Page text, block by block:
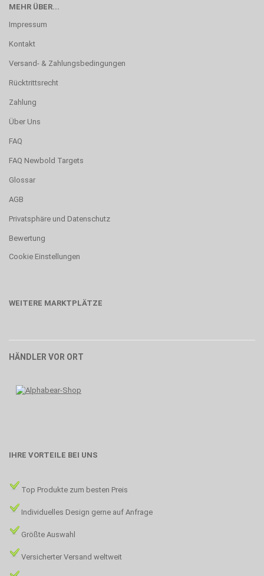
MEHR ÜBER...
Impressum
Kontakt
Versand- & Zahlungsbedingungen
Rücktrittsrecht
Zahlung
Über Uns
FAQ
FAQ Newbold Targets
Glossar
AGB
Privatsphäre und Datenschutz
Bewertung
Cookie Einstellungen
WEITERE MARKTPLÄTZE
HÄNDLER VOR ORT
IHRE VORTEILE BEI UNS
Top Produkte zum besten Preis
Individuelles Design gerne auf Anfrage
Größte Auswahl
Versicherter Versand weltweit